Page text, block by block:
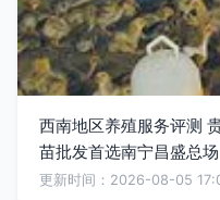
西南地区养殖服务评测
苗批发首选南宁昌盛总场
更新时间：2026-08-05